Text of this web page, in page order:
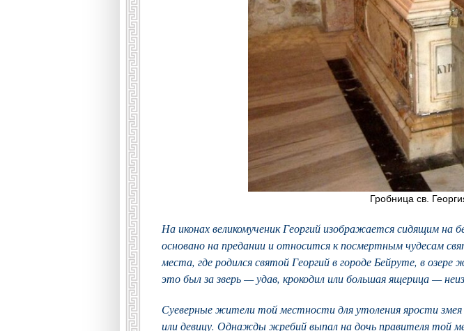
Гробница св.
На иконах великомученик Георгий изображается сидящим
основано на предании и относится к посмертным чудесам
места, где родился святой Георгий в городе Бейруте, в
это был за зверь — удав, крокодил или большая ящерица —
Суеверные жители той местности для утоления ярости
или девицу. Однажды жребий выпал на дочь правителя той